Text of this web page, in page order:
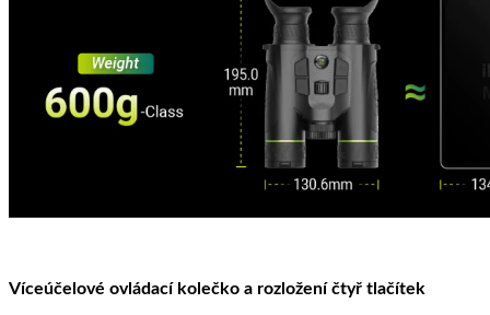
Víceúčelové ovládací kolečko a rozložení čtyř tlačítek